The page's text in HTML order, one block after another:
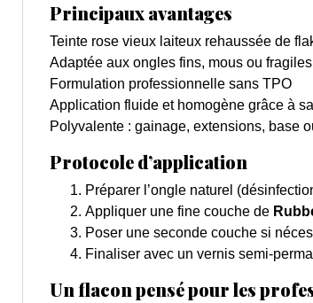
Principaux avantages
Teinte rose vieux laiteux rehaussée de
Adaptée aux ongles fins, mous ou fragiles
Formulation professionnelle sans TPO
Application fluide et homogène grâce à
Polyvalente : gainage, extensions, base
Protocole d’application
Préparer l’ongle naturel
Appliquer une fine couche de
Poser une seconde couche si
Finaliser avec un vernis semi-
Un flacon pensé pour les